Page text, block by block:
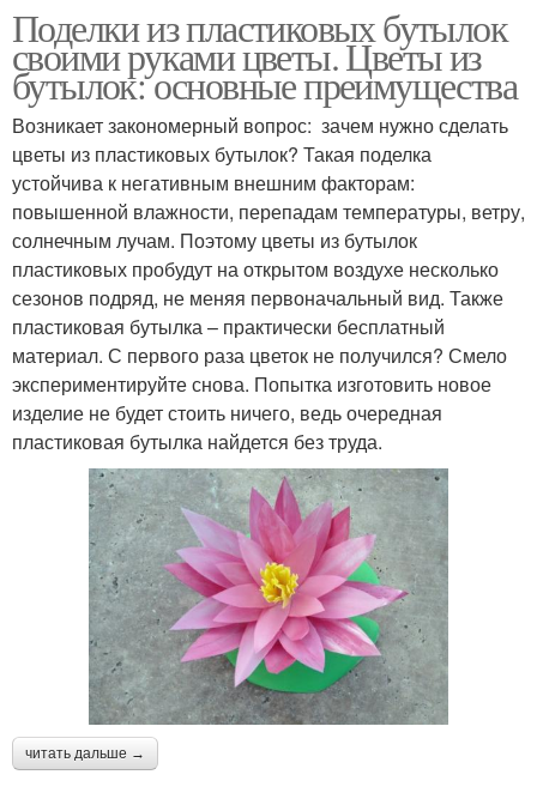
Поделки из пластиковых бутылок
своими руками цветы. Цветы из
бутылок: основные преимущества
Возникает закономерный вопрос: зачем нужно сделать
цветы из пластиковых бутылок? Такая поделка
устойчива к негативным внешним факторам:
повышенной влажности, перепадам температуры, ветру,
солнечным лучам. Поэтому цветы из бутылок
пластиковых пробудут на открытом воздухе несколько
сезонов подряд, не меняя первоначальный вид. Также
пластиковая бутылка – практически бесплатный
материал. С первого раза цветок не получился? Смело
экспериментируйте снова. Попытка изготовить новое
изделие не будет стоить ничего, ведь очередная
пластиковая бутылка найдется без труда.
читать дальше →